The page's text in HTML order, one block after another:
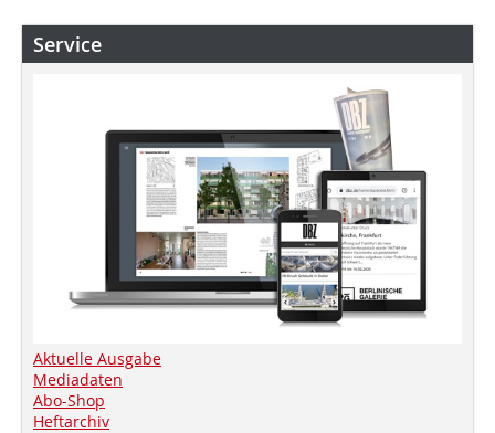
Service
Aktuelle Ausgabe
Mediadaten
Abo-Shop
Heftarchiv